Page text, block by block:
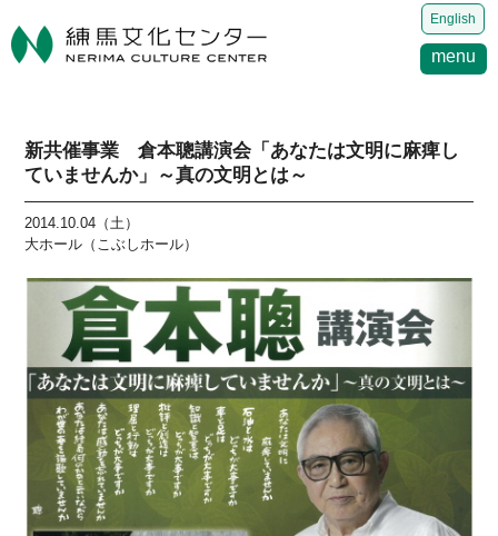
English
menu
新共催事業 倉本聰講演会「あなたは文明に麻痺し
ていませんか」～真の文明とは～
2014.10.04（土）
大ホール（こぶしホール）